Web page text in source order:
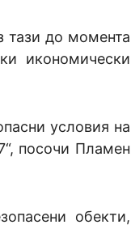
тази до момента
икономически
условия на
посочи Пламен
обекти,